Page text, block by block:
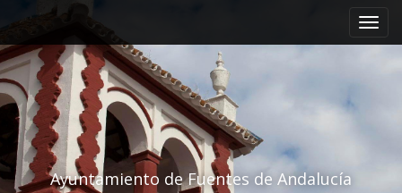
Menú principal
Saltar al contenido
Ayuntamiento de Fuentes de Andalucía